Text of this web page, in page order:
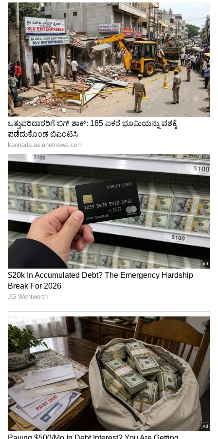
LATEST VIDEOS
"ರಾಜಕೀಯ ಬೇಡ, ಸಿನಿಮಾನೇ ಪ್ರಾಣ":
ಕನಕೋತ್ಸವದಲ್ಲಿ ರಿಷಬ್ ಶೆಟ್ಟಿ | Rishab
Shetty speech | Suvarna News
ಶೇ.50 ರಿಂದ ಶೇ.18 ಕ್ಕೆ TAX ಇಳಿಕೆ: ಮೋದಿ-
ಟ್ರಂಪ್ ಐತಿಹಾಸಿಕ ಒಪ್ಪಂದ | India US
Trade Deal | Party Rounds